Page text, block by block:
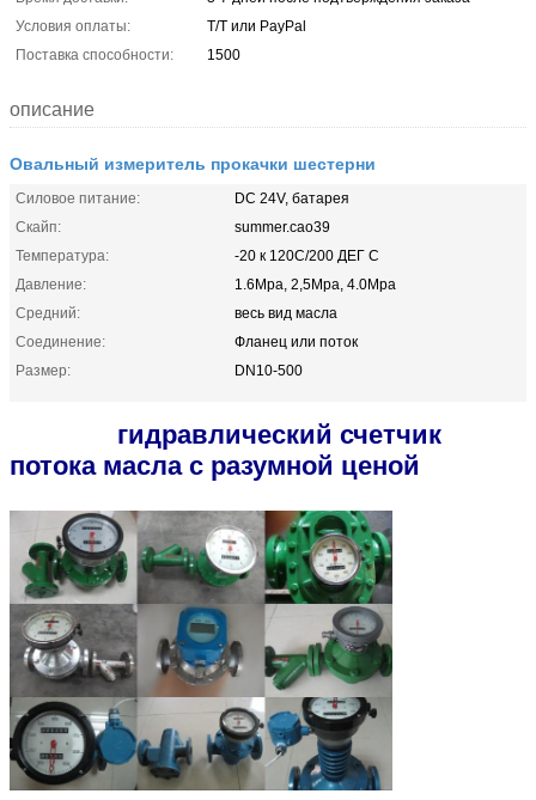
Условия оплаты:
T/T или PayPal
Поставка способности:
1500
описание
Овальный измеритель прокачки шестерни
Силовое питание:
DC 24V, батарея
Скайп:
summer.cao39
Температура:
-20 к 120C/200 ДЕГ C
Давление:
1.6Mpa, 2,5Mpa, 4.0Mpa
Средний:
весь вид масла
Соединение:
Фланец или поток
Размер:
DN10-500
гидравлический счетчик
потока масла с разумной ценой